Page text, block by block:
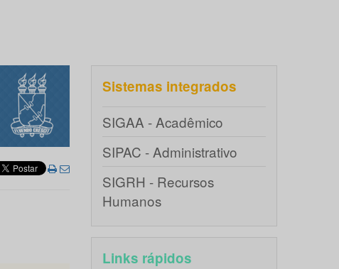
Sistemas integrados
SIGAA - Acadêmico
SIPAC - Administrativo
SIGRH - Recursos
Humanos
Links rápidos